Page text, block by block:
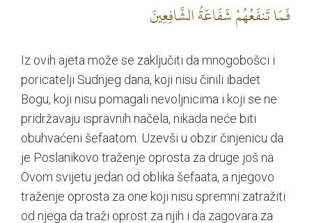
فَمَا تَنفَعُهُمْ شَفَاعَةُ الشَّافِعِينَ
Iz ovih ajeta može se zaključiti da mnogobošci i
poricatelji Sudnjeg dana, koji nisu činili ibadet
Bogu, koji nisu pomagali nevoljnicima i koji se ne
pridržavaju ispravnih načela, nikada neće biti
obuhvaćeni šefaatom. Uzevši u obzir činjenicu da
je Poslanikovo traženje oprosta za druge još na
Ovom svijetu jedan od oblika šefaata, a njegovo
traženje oprosta za one koji nisu spremni zatražiti
od njega da traži oprost za njih i da zagovara za